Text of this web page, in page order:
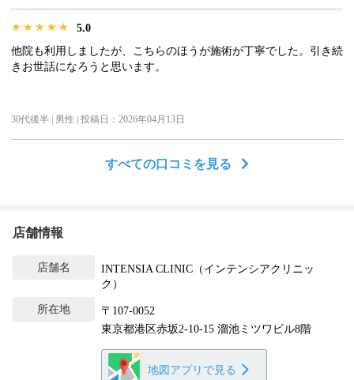
★★★★★
★★★★★
★★★★★
5.0
他院も利用しましたが、こちらのほうが施術が丁寧でした。引き続
きお世話になろうと思います。
30代後半 | 男性 | 投稿日：2026年04月13日
すべての口コミを見る
店舗情報
店舗名
INTENSIA CLINIC（インテンシアクリニッ
ク）
所在地
〒107-0052
東京都港区赤坂2-10-15 溜池ミツワビル8階
地図アプリで見る